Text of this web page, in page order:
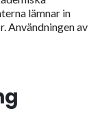
lämnar in
Användningen av